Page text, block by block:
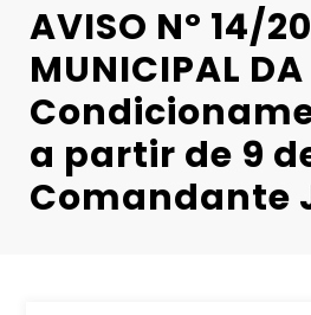
AVISO Nº 14/
MUNICIPAL DA
a partir de 9
Comandante